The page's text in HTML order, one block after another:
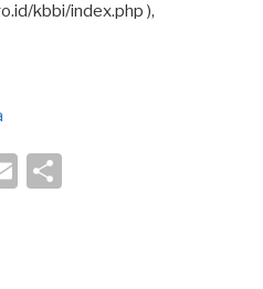
kbbi/index.php ),
E